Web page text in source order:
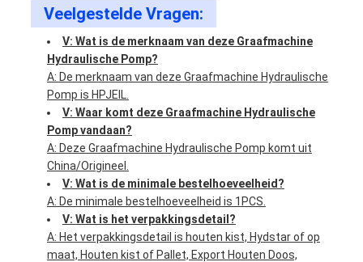
Veelgestelde Vragen:
V: Wat is de merknaam van deze Graafmachine
Hydraulische Pomp?
A: De merknaam van deze Graafmachine Hydraulische
Pomp is HPJEIL.
V: Waar komt deze Graafmachine Hydraulische
Pomp vandaan?
A: Deze Graafmachine Hydraulische Pomp komt uit
China/Origineel.
V: Wat is de minimale bestelhoeveelheid?
A: De minimale bestelhoeveelheid is 1PCS.
V: Wat is het verpakkingsdetail?
A: Het verpakkingsdetail is houten kist, Hydstar of op
maat, Houten kist of Pallet, Export Houten Doos,